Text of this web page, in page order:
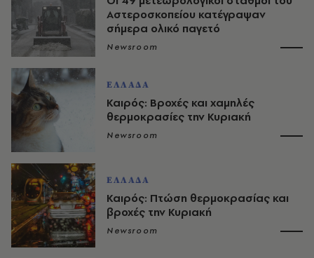
Αστεροσκοπείου κατέγραψαν
σήμερα ολικό παγετό
Newsroom
ΕΛΛΑΔΑ
Καιρός: Βροχές και χαμηλές
θερμοκρασίες την Κυριακή
Newsroom
ΕΛΛΑΔΑ
Καιρός: Πτώση θερμοκρασίας και
βροχές την Κυριακή
Newsroom